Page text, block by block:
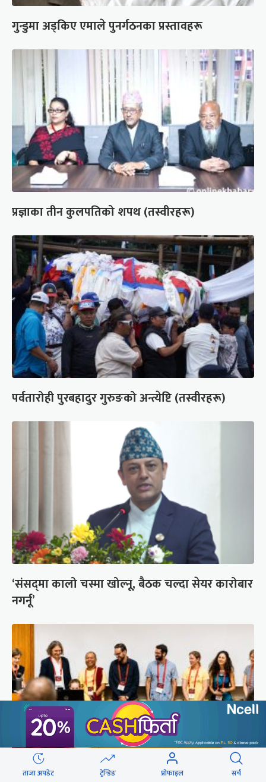
गुन्डुमा अड्किए एमाले पुनर्गठनका प्रस्तावहरू
प्रज्ञाका तीन कुलपतिको शपथ (तस्वीरहरू)
पर्वतारोही पुरबहादुर गुरुङको अन्त्येष्टि (तस्वीरहरू)
‘संसद्‍मा कालो चस्मा खोल्नू, बैठक चल्दा सेयर कारोबार
नगर्नू’
ताजा अपडेट ट्रेन्डिङ प्रोफाइल सर्च